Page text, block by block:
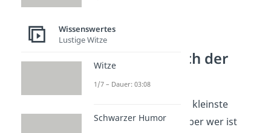
Größter Mensch der
Welt
Jetzt weißt du, wer der kleinste
Mensch der Welt ist, aber wer ist
Wissenswertes
Lustige Witze
Witze
1/7 – Dauer: 03:08
Schwarzer Humor